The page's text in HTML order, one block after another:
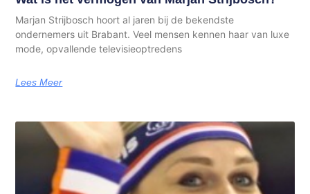
Marjan Strijbosch hoort al jaren bij de bekendste
ondernemers uit Brabant. Veel mensen kennen haar van luxe
mode, opvallende televisieoptredens
Lees Meer